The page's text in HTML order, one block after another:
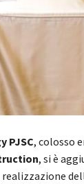
PJSC, colosso
, si è